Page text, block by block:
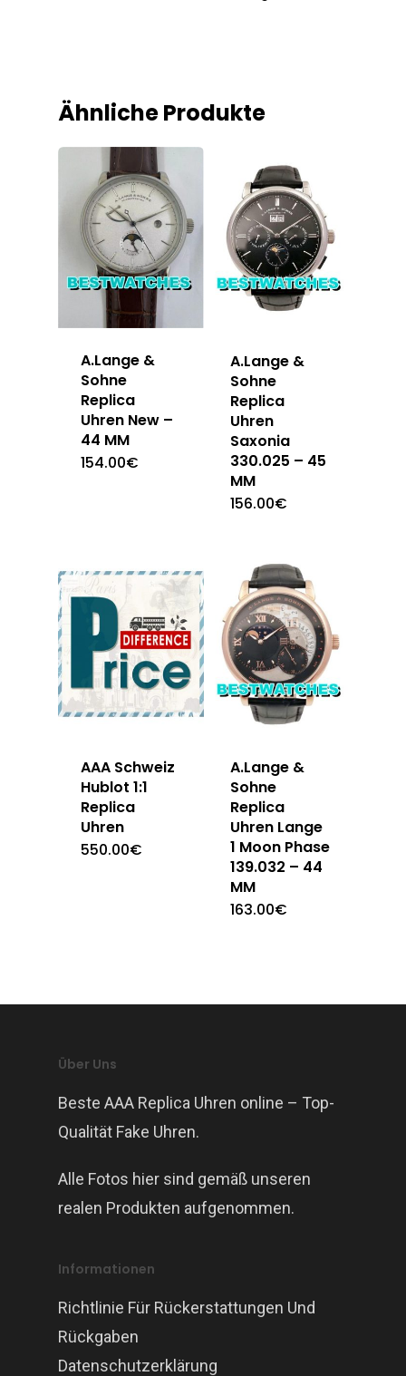
Ähnliche Produkte
A.Lange &
Sohne
Replica
Uhren New –
44 MM
154.00€
A.Lange &
Sohne
Replica
Uhren
Saxonia
330.025 – 45
MM
156.00€
AAA Schweiz
Hublot 1:1
Replica
Uhren
550.00€
A.Lange &
Sohne
Replica
Uhren Lange
1 Moon Phase
139.032 – 44
MM
163.00€
Über Uns
Beste AAA Replica Uhren online – Top-
Qualität Fake Uhren.
Alle Fotos hier sind gemäß unseren
realen Produkten aufgenommen.
Informationen
Richtlinie Für Rückerstattungen Und
Rückgaben
Datenschutzerklärung